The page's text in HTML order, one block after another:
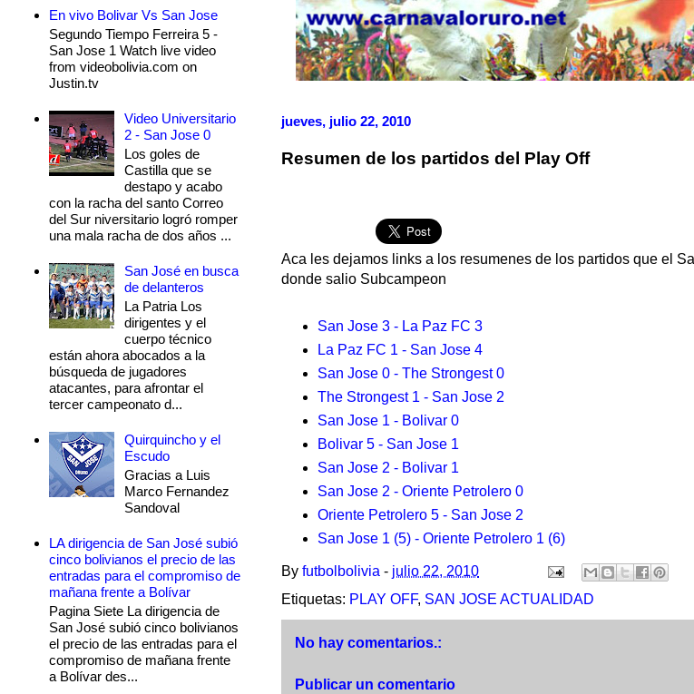
jueves, julio 22, 2010
Resumen de los partidos del Play Off
Aca les dejamos links a los resumenes de los partidos que el
donde salio Subcampeon
San Jose 3 - La Paz FC 3
La Paz FC 1 - San Jose 4
San Jose 0 - The Strongest 0
The Strongest 1 - San Jose 2
San Jose 1 - Bolivar 0
Bolivar 5 - San Jose 1
San Jose 2 - Bolivar 1
San Jose 2 - Oriente Petrolero 0
Oriente Petrolero 5 - San Jose 2
San Jose 1 (5) - Oriente Petrolero 1 (6)
By futbolbolivia - julio 22, 2010
Etiquetas: PLAY OFF, SAN JOSE ACTUALIDAD
No hay comentarios.:
Publicar un comentario
En vivo Bolivar Vs San Jose
Segundo Tiempo Ferreira 5 -
San Jose 1 Watch live video
from videobolivia.com on
Justin.tv
Video Universitario
2 - San Jose 0
Los goles de
Castilla que se
destapo y acabo
con la racha del santo Correo
del Sur niversitario logró romper
una mala racha de dos años ...
San José en busca
de delanteros
La Patria Los
dirigentes y el
cuerpo técnico
están ahora abocados a la
búsqueda de jugadores
atacantes, para afrontar el
tercer campeonato d...
Quirquincho y el
Escudo
Gracias a Luis
Marco Fernandez
Sandoval
LA dirigencia de San José subió
cinco bolivianos el precio de las
entradas para el compromiso de
mañana frente a Bolívar
Pagina Siete La dirigencia de
San José subió cinco bolivianos
el precio de las entradas para el
compromiso de mañana frente
a Bolívar des...